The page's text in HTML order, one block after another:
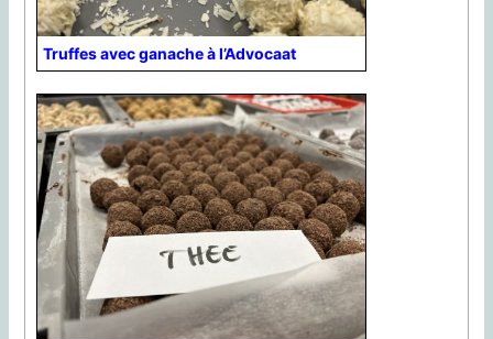
Truffes avec ganache à l’Advocaat